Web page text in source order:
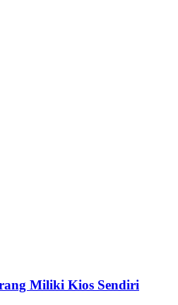
Miliki Kios Sendiri